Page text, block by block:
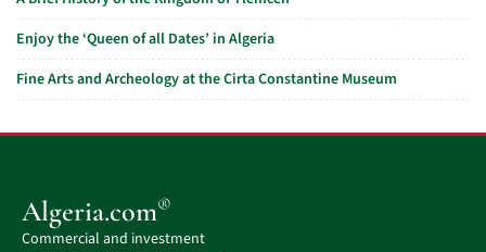
Enjoy the ‘Queen of all Dates’ in Algeria
Fine Arts and Archeology at the Cirta Constantine Museum
Algeria.com®
Commercial and investment